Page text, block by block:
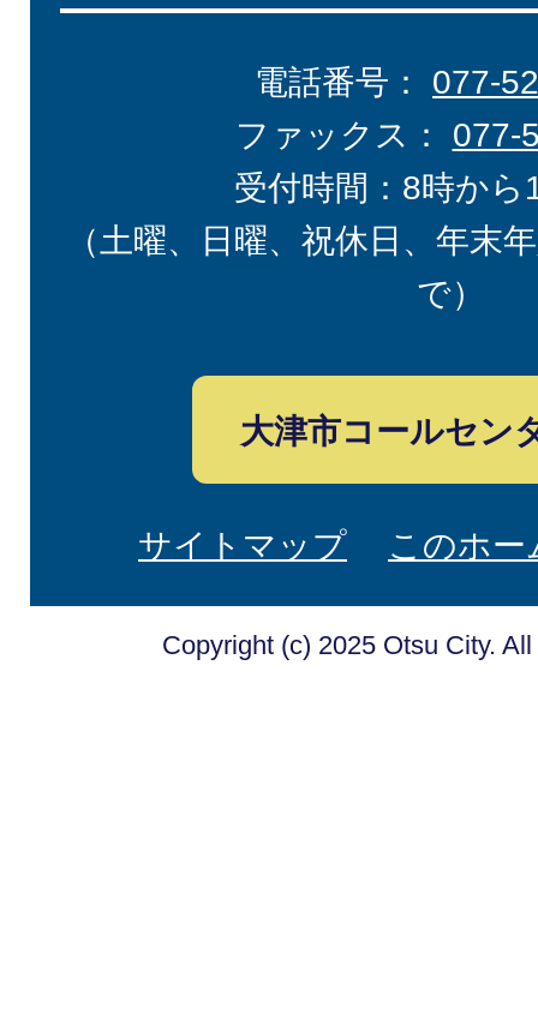
電話番号： 077-
ファックス： 077-
受付時間：8時から
（土曜、日曜、祝休日、年末
で）
大津市コールセン
サイトマップ このホ
Copyright (c) 2025 Otsu City.